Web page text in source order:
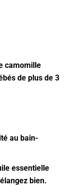
camomille
de plus de 3
au bain-
essentielle
bien.